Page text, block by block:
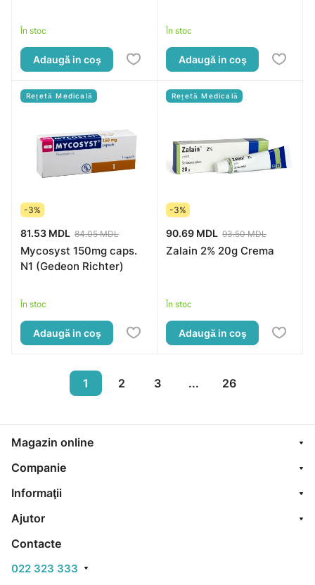
În stoc
Adaugă in coş
În stoc
Adaugă in coş
Rețetă Medicală
-3%
81.53 MDL 84.05 MDL
Mycosyst 150mg caps.
N1 (Gedeon Richter)
În stoc
Adaugă in coş
Rețetă Medicală
-3%
90.69 MDL 93.50 MDL
Zalain 2% 20g Crema
În stoc
Adaugă in coş
1 2 3 ... 26
Magazin online
Companie
Informaţii
Ajutor
Contacte
022 323 333